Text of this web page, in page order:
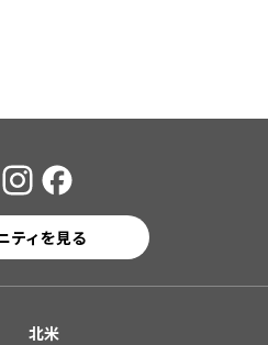
ティを見る
北米